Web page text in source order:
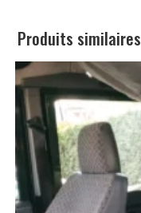
Produits similaires